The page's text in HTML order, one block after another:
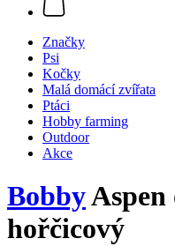
Značky
Psi
Kočky
Malá domácí zvířata
Ptáci
Hobby farming
Outdoor
Akce
BobbyAspen
hořčicový